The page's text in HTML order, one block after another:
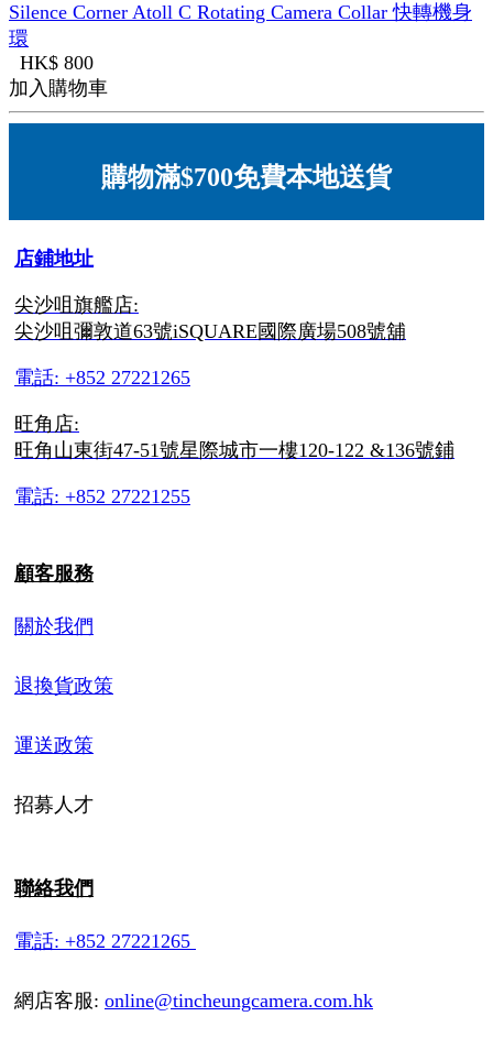
Silence Corner Atoll C Rotating Camera Collar 快轉機身
環
HK$ 800
加入購物車
購物滿$700免費本地送貨
店鋪地址
尖沙咀旗艦店:
尖沙咀彌敦道63號iSQUARE國際廣場508號舖
電話: +852 27221265
旺角店:
旺角山東街47-51號星際城市一樓120-122 &136號鋪
電話: +852 27221255
顧客服務
關於我們
退換貨政策
運送政策
招募人才
聯絡我們
電話: +852 27221265
網店客服: online@tincheungcamera.com.hk